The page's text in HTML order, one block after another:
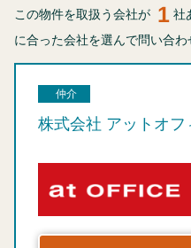
この物件を取扱う会社が 1 社
に合った会社を選んで問い合わ
仲介
株式会社 アットオフ